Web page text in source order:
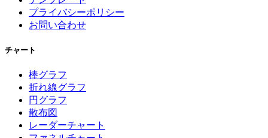
プライバシーポリシー
お問い合わせ
チャート
棒グラフ
折れ線グラフ
円グラフ
散布図
レーダーチャート